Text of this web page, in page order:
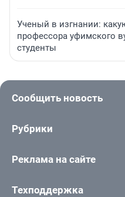
Ученый в изгнании:
профессора уфимского
студенты
Сообщить новость
Рубрики
Реклама на сайте
Техподдержка